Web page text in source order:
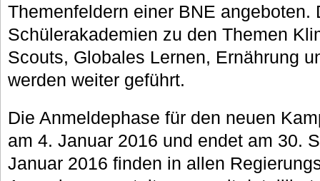
Themenfeldern einer BNE angeboten.
Schülerakademien zu den Themen
Scouts, Globales Lernen, Ernährung
werden weiter geführt.
Die Anmeldephase für den neuen
am 4. Januar 2016 und endet am 30.
Januar 2016 finden in allen